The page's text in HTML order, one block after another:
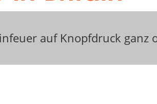
auf Knopfdruck ganz